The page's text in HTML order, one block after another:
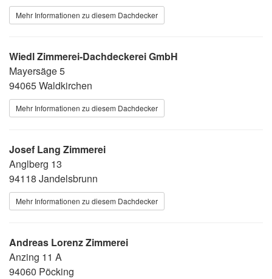
Mehr Informationen zu diesem Dachdecker
Wiedl Zimmerei-Dachdeckerei GmbH
Mayersäge 5
94065 Waldkirchen
Mehr Informationen zu diesem Dachdecker
Josef Lang Zimmerei
Anglberg 13
94118 Jandelsbrunn
Mehr Informationen zu diesem Dachdecker
Andreas Lorenz Zimmerei
Anzing 11 A
94060 Pöcking